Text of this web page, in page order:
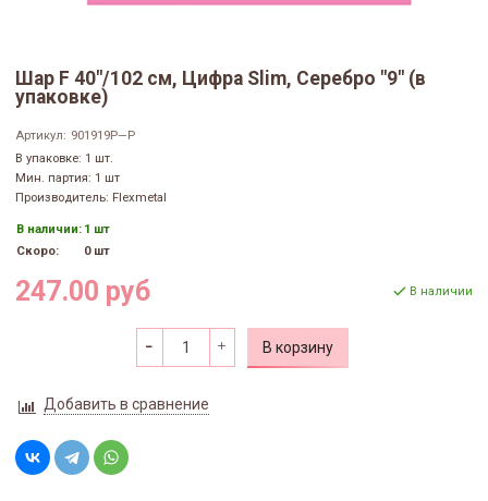
Шар F 40"/102 см, Цифра Slim, Серебро "9" (в
упаковке)
Артикул: 901919P—P
В упаковке: 1 шт.
Мин. партия: 1 шт
Производитель: Flexmetal
В наличии: 1 шт
Скоро:
0 шт
247.00 руб В наличии
В корзину
Добавить в сравнение